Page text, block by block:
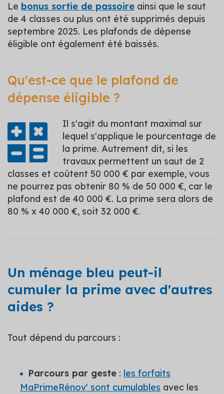
Le bonus sortie de passoire ainsi que le saut
de 4 classes ou plus ont été supprimés depuis
septembre 2025. Les plafonds de dépense
éligible ont également été baissés.
Qu'est-ce que le plafond de
dépense éligible ?
Il s'agit du montant maximal sur
lequel s'applique le pourcentage de
la prime. Autrement dit, si les
travaux permettent un saut de 2
classes et coûtent 50 000 € par exemple, vous
ne pourrez pas obtenir 80 % de 50 000 €, car le
plafond est de 40 000 €. La prime sera alors de
80 % x 40 000 €, soit 32 000 €.
Un ménage bleu peut-il
cumuler la prime avec d'autres
aides ?
Tout dépend du parcours :
Parcours par geste : les forfaits
MaPrimeRénov' sont cumulables avec les